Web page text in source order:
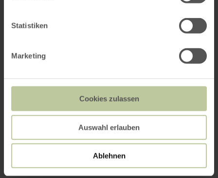
Statistiken
Marketing
Cookies zulassen
Auswahl erlauben
Ablehnen